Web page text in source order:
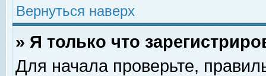
Вернуться наверх
» Я только что
Для начала проверьте,